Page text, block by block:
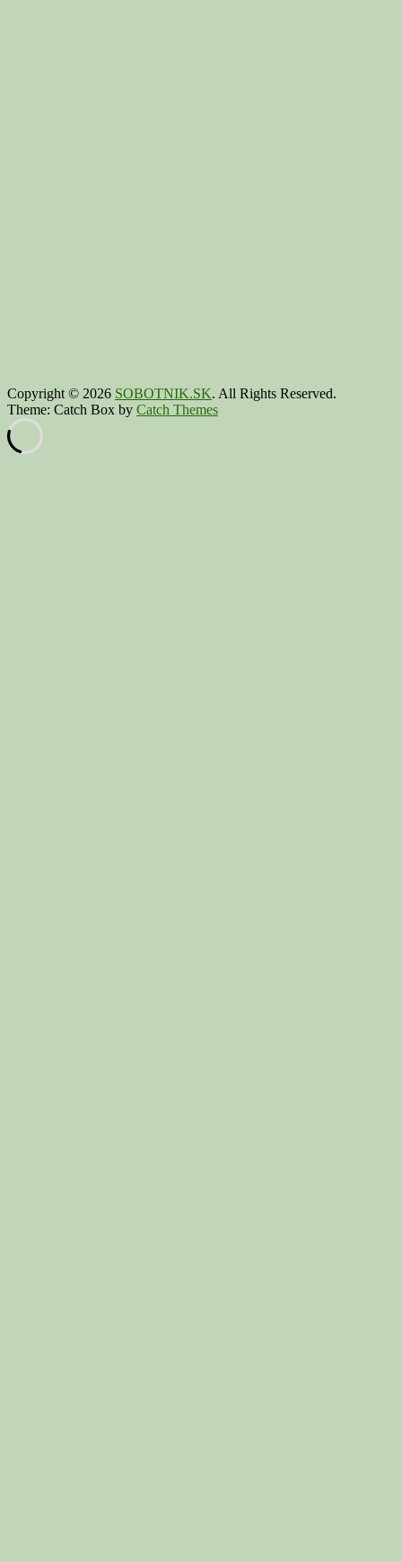
Copyright © 2026 SOBOTNIK.SK. All Rights Reserved.
Theme: Catch Box by Catch Themes
Scroll
Up